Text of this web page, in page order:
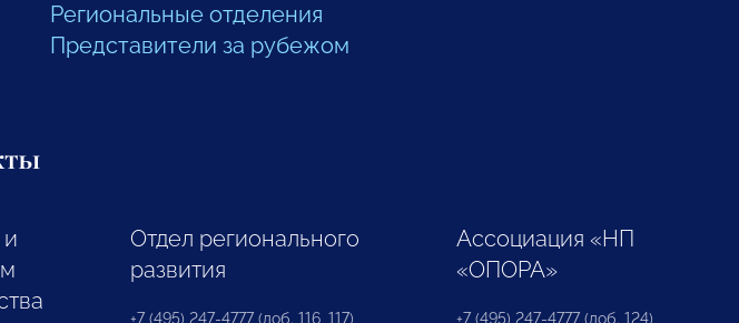
Региональные отделения
Представители за рубежом
Отдел регионального
развития
+7 (495) 247-4777 (доб. 116, 117)
Ассоциация «НП
«ОПОРА»
+7 (495) 247-4777 (доб. 124)